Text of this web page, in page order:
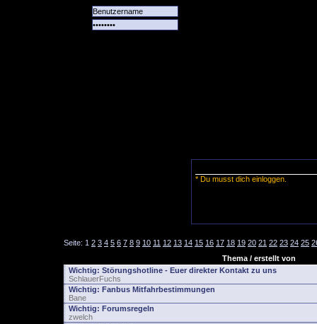
* Du musst dich einloggen.
Seite: 1 2 3 4 5 6 7 8 9 10 11 12 13 14 15 16 17 18 19 20 21 22 23 24 25
Thema / erstellt von
Wichtig: Störungshotline - Euer direkter Kontakt zu uns
SchlauerFuchs
Wichtig: Fanbus Mitfahrbestimmungen
Bane
Wichtig: Forumsregeln
zwelch